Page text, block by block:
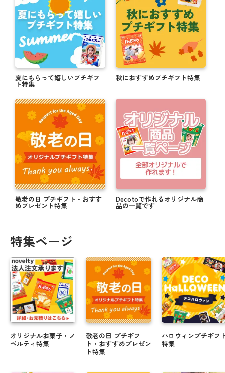
夏にもらって嬉しいプチギフ
ト特集
秋におすすめプチギフト特集
敬老の日 プチギフト・おすす
めプレゼント特集
Decotoで作れるオリジナル商
品の一覧です
特集ページ
オリジナルお菓子・ノ
ベルティ特集
敬老の日 プチギフ
ト・おすすめプレゼン
ト特集
ハロウィンプチギフ
特集